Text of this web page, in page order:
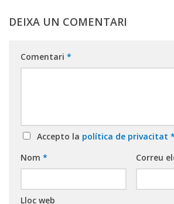
DEIXA UN COMENTARI
Comentari *
Accepto la política de privacitat *
Nom * Correu
Lloc web